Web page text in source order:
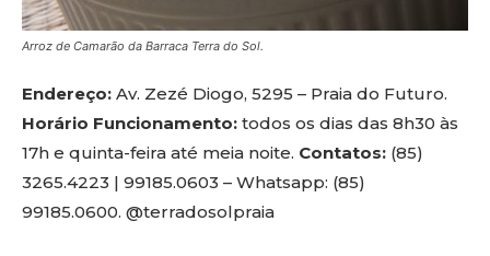
Arroz de Camarão da Barraca Terra do Sol.
Endereço: Av. Zezé Diogo, 5295 – Praia do Futuro.
Horário Funcionamento: todos os dias das 8h30 às
17h e quinta-feira até meia noite. Contatos: (85)
3265.4223 | 99185.0603 – Whatsapp: (85)
99185.0600. @terradosolpraia